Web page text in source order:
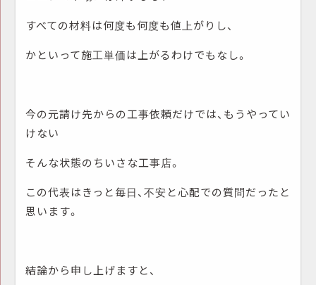
すべての材料は何度も何度も値上がりし、
かといって施工単価は上がるわけでもなし。
今の元請け先からの工事依頼だけでは、もうやってい
けない
そんな状態のちいさな工事店。
この代表はきっと毎日、不安と心配での質問だったと
思います。
結論から申し上げますと、